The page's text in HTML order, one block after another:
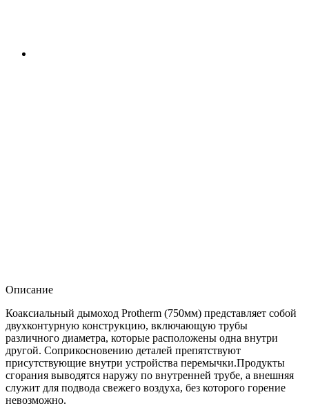
Описание
Коаксиальный дымоход Protherm (750мм) представляет собой
двухконтурную конструкцию, включающую трубы
различного диаметра, которые расположены одна внутри
другой. Соприкосновению деталей препятствуют
присутствующие внутри устройства перемычки.Продукты
сгорания выводятся наружу по внутренней трубе, а внешняя
служит для подвода свежего воздуха, без которого горение
невозможно.